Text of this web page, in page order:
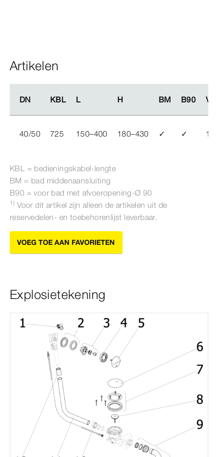
Artikelen
DN KBL L H BM B90 VE
DN KBL L H BM B90 VE
40/50 725 150–400 180–430 ✓ ✓ 1
KBL = bedieningskabel-​lengte
BM = bad middenaansluiting
B90 = voor bad met afvoeropening-Ø 90
1) Voor dit artikel zijn alleen de artikelen uit de
reservedelen- en toebehorenlijst leverbaar.
VOEG TOE AAN FAVORIETEN
Explosietekening